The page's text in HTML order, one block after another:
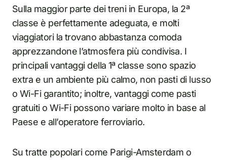
Sulla maggior parte dei treni in Europa, la 2ª
classe è perfettamente adeguata, e molti
viaggiatori la trovano abbastanza comoda
apprezzandone l’atmosfera più condivisa. I
principali vantaggi della 1ª classe sono spazio
extra e un ambiente più calmo, non pasti di lusso
o Wi-Fi garantito; inoltre, vantaggi come pasti
gratuiti o Wi-Fi possono variare molto in base al
Paese e all’operatore ferroviario.
Su tratte popolari come Parigi-Amsterdam o